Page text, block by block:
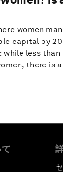
women
capital by
while less than
there is